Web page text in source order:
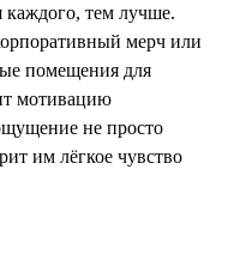
тем лучше.
мерч или
помещения для
мотивацию
не просто
им лёгкое чувство